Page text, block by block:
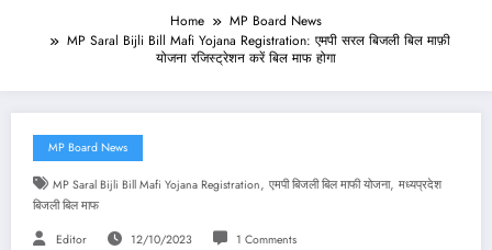
Home
MP Board News
MP Saral Bijli Bill Mafi Yojana Registration: एमपी सरल बिजली बिल माफ़ी
योजना रजिस्ट्रेशन करें बिल माफ होगा
MP Board News
MP Saral Bijli Bill Mafi Yojana Registration, एमपी बिजली बिल माफी योजना, मध्यप्रदेश
बिजली बिल माफ
Editor 12/10/2023 1 Comments